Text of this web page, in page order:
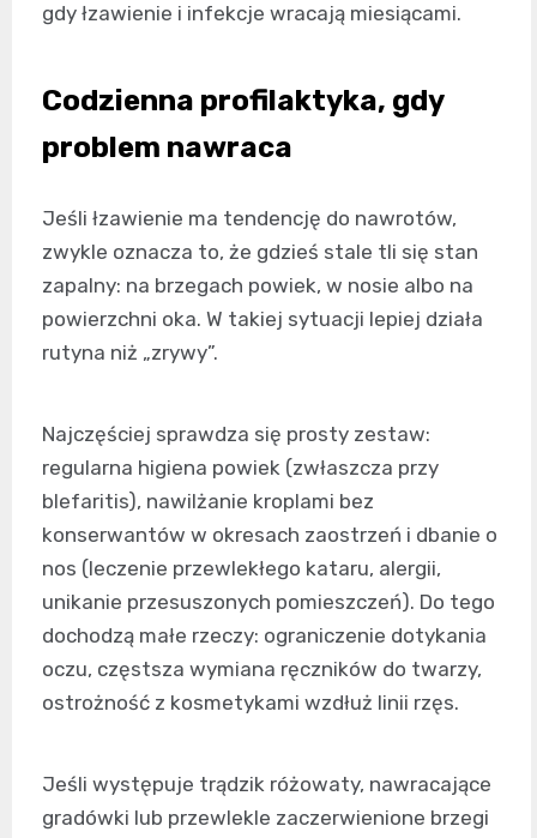
gdy łzawienie i infekcje wracają miesiącami.
Codzienna profilaktyka, gdy
problem nawraca
Jeśli łzawienie ma tendencję do nawrotów,
zwykle oznacza to, że gdzieś stale tli się stan
zapalny: na brzegach powiek, w nosie albo na
powierzchni oka. W takiej sytuacji lepiej działa
rutyna niż „zrywy”.
Najczęściej sprawdza się prosty zestaw:
regularna higiena powiek (zwłaszcza przy
blefaritis), nawilżanie kroplami bez
konserwantów w okresach zaostrzeń i dbanie o
nos (leczenie przewlekłego kataru, alergii,
unikanie przesuszonych pomieszczeń). Do tego
dochodzą małe rzeczy: ograniczenie dotykania
oczu, częstsza wymiana ręczników do twarzy,
ostrożność z kosmetykami wzdłuż linii rzęs.
Jeśli występuje trądzik różowaty, nawracające
gradówki lub przewlekle zaczerwienione brzegi